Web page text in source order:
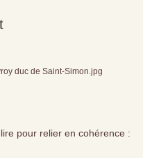
pour relier en cohérence :